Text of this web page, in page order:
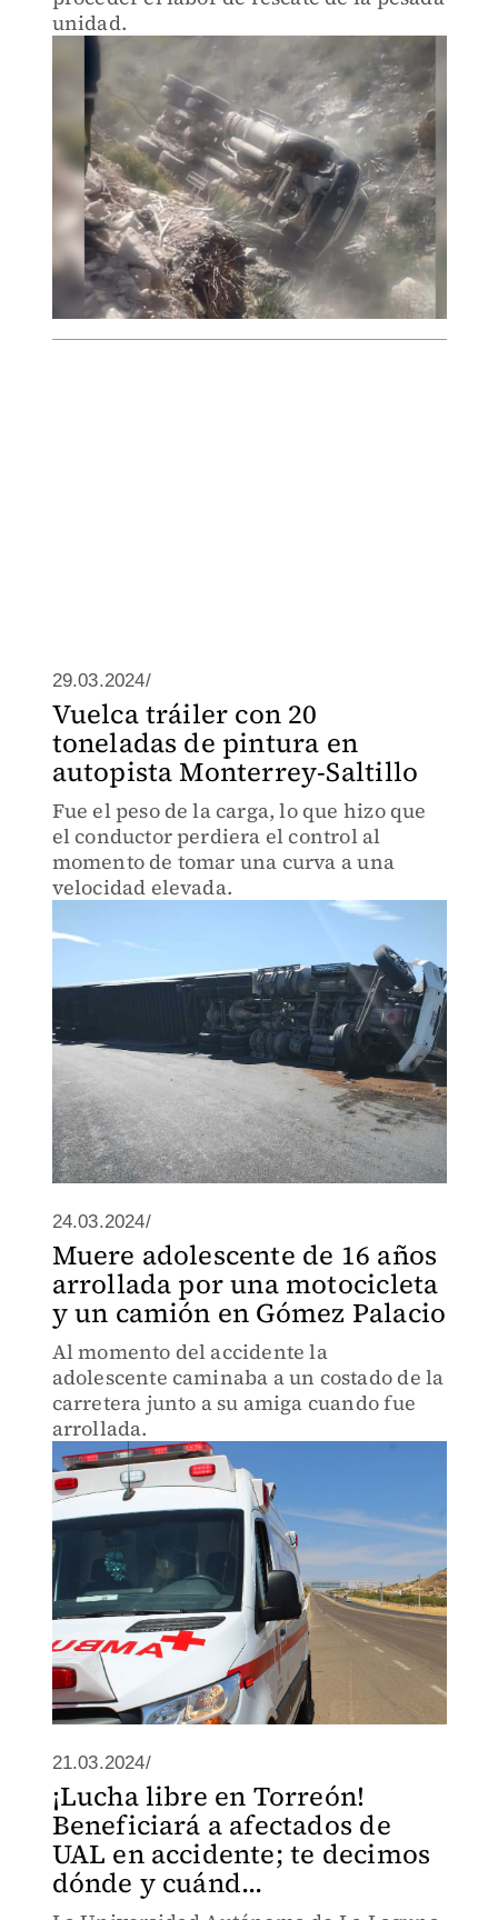
unidad.
29.03.2024/
Vuelca tráiler con 20
toneladas de pintura en
autopista Monterrey-Saltillo
Fue el peso de la carga, lo que hizo que
el conductor perdiera el control al
momento de tomar una curva a una
velocidad elevada.
24.03.2024/
Muere adolescente de 16 años
arrollada por una motocicleta
y un camión en Gómez Palacio
Al momento del accidente la
adolescente caminaba a un costado de la
carretera junto a su amiga cuando fue
arrollada.
21.03.2024/
¡Lucha libre en Torreón!
Beneficiará a afectados de
UAL en accidente; te decimos
dónde y cuánd...